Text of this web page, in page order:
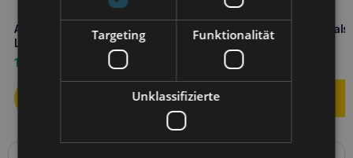
Amiplay Easy Fix verstellbare
Leine Samba L Grün
11,00
Amiplay Verstellbares
Samba S Grau
6,20
€
Targeting Funktionalität
Unklassifizierte